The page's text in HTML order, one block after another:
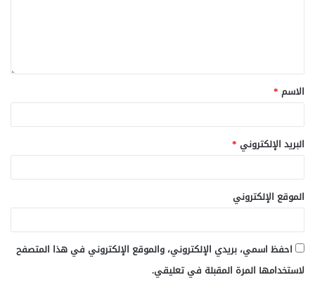
الاسم *
البريد الإلكتروني *
الموقع الإلكتروني
احفظ اسمي، بريدي الإلكتروني، والموقع الإلكتروني في هذا المتصفح
لاستخدامها المرة المقبلة في تعليقي.